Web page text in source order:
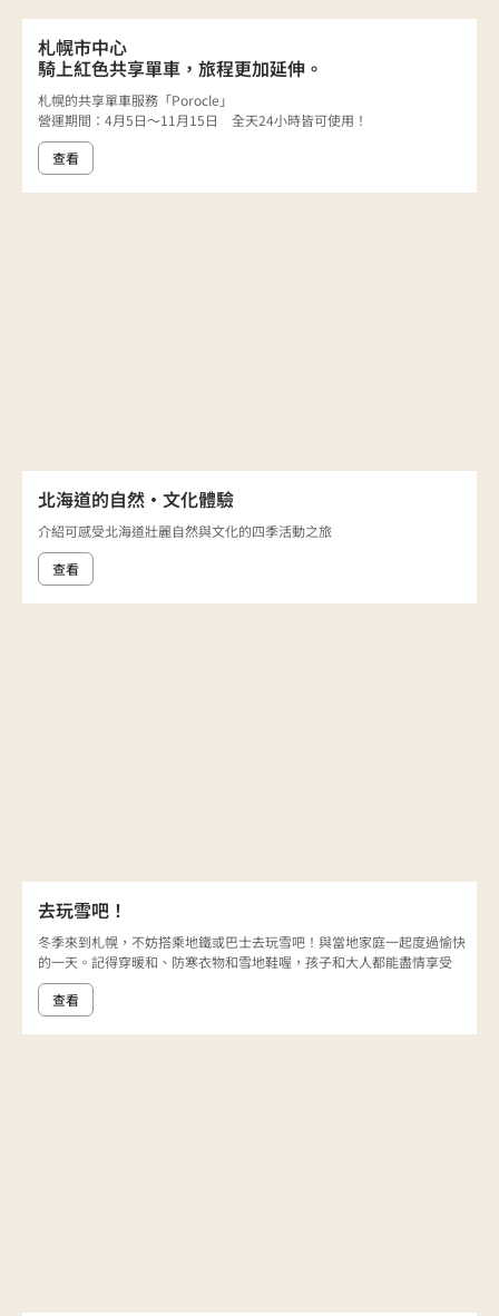
札幌市中心
騎上紅色共享單車，旅程更加延伸。
札幌的共享單車服務「Porocle」
營運期間：4月5日～11月15日 全天24小時皆可使用！
查看
北海道的自然·文化體驗
介紹可感受北海道壯麗自然與文化的四季活動之旅
查看
去玩雪吧！
冬季來到札幌，不妨搭乘地鐵或巴士去玩雪吧！與當地家庭一起度過愉快
的一天。記得穿暖和、防寒衣物和雪地鞋喔，孩子和大人都能盡情享受
查看